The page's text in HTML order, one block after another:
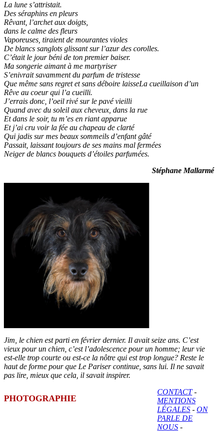
La lune s’attristait.
Des séraphins en pleurs
Rêvant, l’archet aux doigts,
dans le calme des fleurs
Vaporeuses, tiraient de mourantes violes
De blancs sanglots glissant sur l’azur des corolles.
C’était le jour béni de ton premier baiser.
Ma songerie aimant à me martyriser
S’enivrait savamment du parfum de tristesse
Que même sans regret et sans déboire laisseLa cueillaison d’un
Rêve au coeur qui l’a cueilli.
J’errais donc, l’oeil rivé sur le pavé vieilli
Quand avec du soleil aux cheveux, dans la rue
Et dans le soir, tu m’es en riant apparue
Et j’ai cru voir la fée au chapeau de clarté
Qui jadis sur mes beaux sommeils d’enfant gâté
Passait, laissant toujours de ses mains mal fermées
Neiger de blancs bouquets d’étoiles parfumées.
Stéphane Mallarmé
Jim, le chien est parti en février dernier. Il avait seize ans. C’est
vieux pour un chien, c’est l’adolescence pour un homme; leur vie
est-elle trop courte ou est-ce la nôtre qui est trop longue? Reste le
haut de forme pour que Le Pariser continue, sans lui. Il ne savait
pas lire, mieux que cela, il savait inspirer.
PHOTOGRAPHIE
CONTACT-
MENTIONS
LÉGALES - ON
PARLE DE
NOUS -